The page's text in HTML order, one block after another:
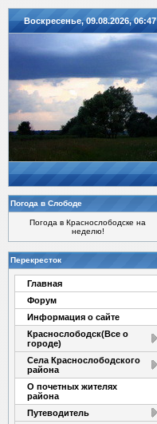
Воскресенье, 09.08.2026, 06:47
Погода в Слободе
Погода в Краснослободске на
неделю!
Перекресток
Главная
Форум
Информация о сайте
Краснослободск(Все о
городе)
Села Краснослободского
района
О почетных жителях
района
Путеводитель